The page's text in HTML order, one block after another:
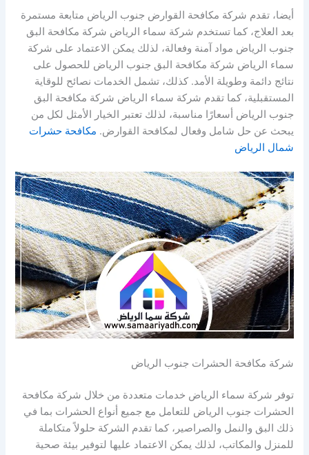
أيضا، تقدم شركة مكافحة القوارض جنوب الرياض متابعة مستمرة
بعد العلاج، كما تستخدم شركة سماء الرياض شركة مكافحة البق
جنوب الرياض مواد آمنة وفعالة، لذلك يمكن الاعتماد على شركة
سماء الرياض شركة مكافحة البق جنوب الرياض للحصول على
نتائج دائمة وطويلة الأمد. كذلك، تشمل الخدمات نصائح للوقاية
المستقبلية، كما تقدم شركة سماء الرياض شركة مكافحة البق
جنوب الرياض أسعارًا مناسبة، لذلك تعتبر الخيار الأمثل لكل من
يبحث عن حل شامل وفعال لمكافحة القوارض. مكافحة حشرات
شمال الرياض
شركة مكافحة الحشرات جنوب الرياض
توفر شركة سماء الرياض خدمات متعددة من خلال شركة مكافحة
الحشرات جنوب الرياض للتعامل مع جميع أنواع الحشرات بما في
ذلك البق والنمل والصراصير، كما تقدم الشركة حلولاً متكاملة
للمنزل والمكاتب، لذلك يمكن الاعتماد عليها لتوفير بيئة صحية